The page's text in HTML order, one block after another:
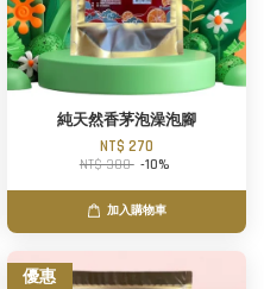
純天然香茅泡澡泡腳
NT$ 270
NT$ 300 -10%
加入購物車
優惠